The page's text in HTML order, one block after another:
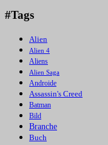
#Tags
Alien
Alien 4
Aliens
Alien Saga
Androide
Assassin's Creed
Batman
Bild
Branche
Buch